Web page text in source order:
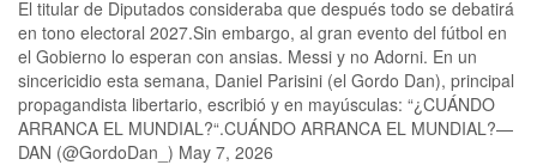
El titular de Diputados consideraba que después todo se debatirá
en tono electoral 2027.Sin embargo, al gran evento del fútbol en
el Gobierno lo esperan con ansias. Messi y no Adorni. En un
sincericidio esta semana, Daniel Parisini (el Gordo Dan), principal
propagandista libertario, escribió y en mayúsculas: “¿CUÁNDO
ARRANCA EL MUNDIAL?“.CUÁNDO ARRANCA EL MUNDIAL?—
DAN (@GordoDan_) May 7, 2026